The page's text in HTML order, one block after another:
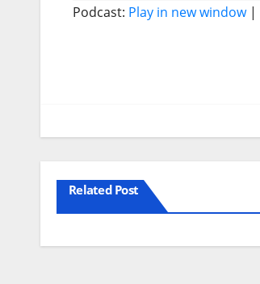
Podcast: Play in new window|
Related Post